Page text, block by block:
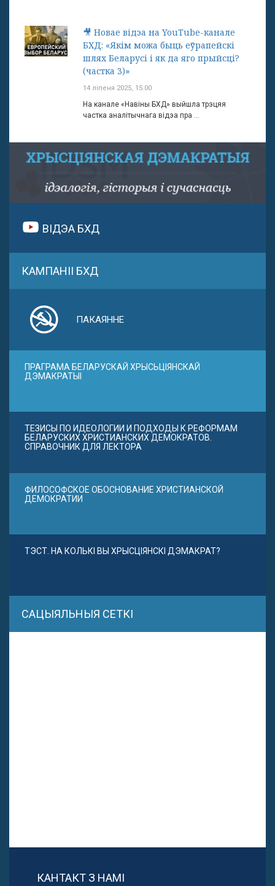
🎥 Новае відэа на YouTube-канале
БХД: «Якім можа быць еўрапейскі
шлях Беларусі і як да яго прыйсці?
(частка 3)»
14 ліпеня 2025, 15:00
На канале «Навіны БХД» выйшла трэцяя
частка аналітычнага відэа пра ...
ВІДЭА БХД
КАМПАНІІ БХД
ПАКАЯННЕ
ПРАГРАМА БЕЛАРУСКАЙ ХРЫСЬЦІЯНСКАЙ
ДЭМАКРАТЫІ
ТЕЗИСЫ ПО ИДЕОЛОГИИ И ПОДХОДЫ К РЕФОРМАМ
БЕЛАРУСКИХ ХРИСТИАНСКИХ ДЕМОКРАТОВ.
СПРАВОЧНИК ДЛЯ ЛЕКТОРА
ФИЛОСОФСКОЕ ОБОСНОВАНИЕ ХРИСТИАНСКОЙ
ДЕМОКРАТИИ
ТЭСТ. НА КОЛЬКІ ВЫ ХРЫСЦІЯНСКІ ДЭМАКРАТ?
САЦЫЯЛЬНЫЯ СЕТКІ
КАНТАКТ З НАМІ